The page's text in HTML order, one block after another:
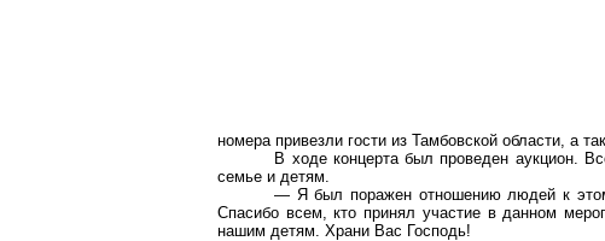
номера привезли гости из Тамбовской области, а
В ходе концерта был проведен аукцион.
семье и детям.
— Я был поражен отношению людей к
Спасибо всем, кто принял участие в данном
нашим детям. Храни Вас Господь!